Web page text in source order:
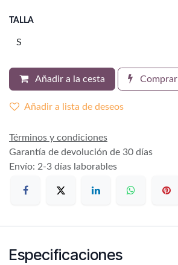
TALLA
Añadir a la cesta
Añadir a lista de deseos
Términos y condiciones
Garantía de devolución de 30 días
Envío: 2-3 días laborables
Especificaciones